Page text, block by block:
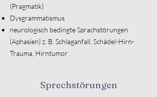
(Pragmatik)
Dysgrammatismus
neurologisch bedingte Sprachstörungen
(Aphasien) z. B. Schlaganfall, Schädel-Hirn-
Trauma, Hirntumor
Sprechstörungen